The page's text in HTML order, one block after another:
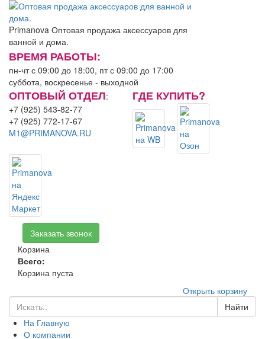
Primanova Оптовая продажа аксессуаров для
ванной и дома.
ВРЕМЯ РАБОТЫ:
пн-чт с 09:00 до 18:00, пт с 09:00 до 17:00
суббота, воскресенье - выходной
ОПТОВЫЙ ОТДЕЛ:
+7 (925) 543-82-77
+7 (925) 772-17-67
M1@PRIMANOVA.RU
ГДЕ КУПИТЬ?
Заказать звонок
Корзина
Всего:
Корзина пуста
Открыть корзину
Найти
На Главную
О компании